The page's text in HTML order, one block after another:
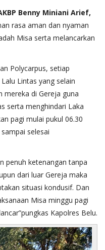
Benny Miniani Arief,
rasa aman dan nyaman
Misa serta melancarkan
Polycarpus, setiap
Lintas yang selain
mereka di Gereja guna
serta menghindari Laka
pagi mulai pukul 06.30
selesai
penuh ketenangan tanpa
dari luar Gereja maka
situasi kondusif. Dan
Misa minggu pagi
Kapolres Belu.